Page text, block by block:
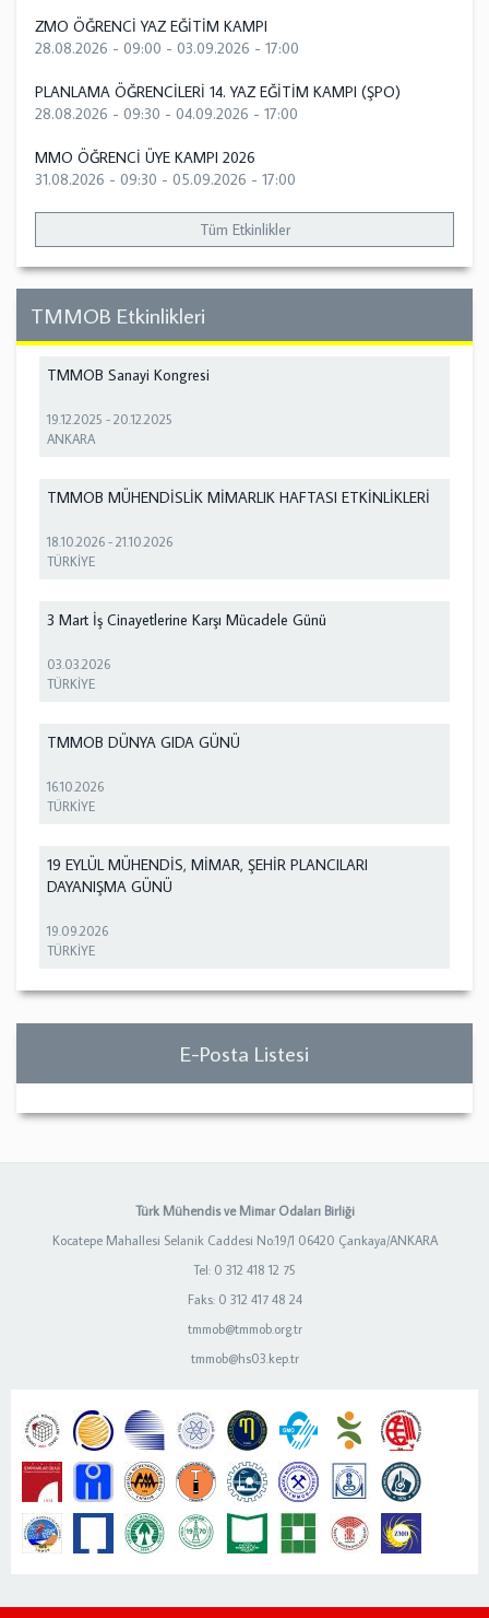
ZMO ÖĞRENCİ YAZ EĞİTİM KAMPI
28.08.2026 - 09:00 - 03.09.2026 - 17:00
PLANLAMA ÖĞRENCİLERİ 14. YAZ EĞİTİM KAMPI (ŞPO)
28.08.2026 - 09:30 - 04.09.2026 - 17:00
MMO ÖĞRENCİ ÜYE KAMPI 2026
31.08.2026 - 09:30 - 05.09.2026 - 17:00
Tüm Etkinlikler
TMMOB Etkinlikleri
TMMOB Sanayi Kongresi
19.12.2025 -20.12.2025
ANKARA
TMMOB MÜHENDİSLİK MİMARLIK HAFTASI ETKİNLİKLERİ
18.10.2026 -21.10.2026
TÜRKİYE
3 Mart İş Cinayetlerine Karşı Mücadele Günü
03.03.2026
TÜRKİYE
TMMOB DÜNYA GIDA GÜNÜ
16.10.2026
TÜRKİYE
19 EYLÜL MÜHENDİS, MİMAR, ŞEHİR PLANCILARI
DAYANIŞMA GÜNÜ
19.09.2026
TÜRKİYE
E-Posta Listesi
Türk Mühendis ve Mimar Odaları Birliği
Kocatepe Mahallesi Selanik Caddesi No:19/1 06420 Çankaya/ANKARA
Tel: 0 312 418 12 75
Faks: 0 312 417 48 24
tmmob@tmmob.org.tr
tmmob@hs03.kep.tr